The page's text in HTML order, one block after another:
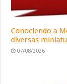
Conociendo a
diversas
07/08/2026